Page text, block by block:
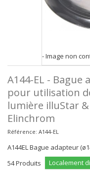
- Image non
A144-EL - Bague
pour utilisation
lumière illuStar
Elinchrom
Référence: A144-EL
A144EL Bague adapteur
54Produits Localement